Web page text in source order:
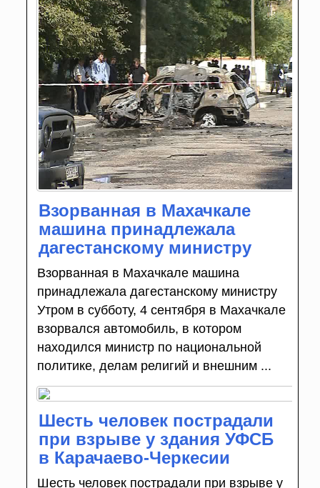
Взорванная в Махачкале
машина принадлежала
дагестанскому министру
Взорванная в Махачкале машина
принадлежала дагестанскому министру
Утром в субботу, 4 сентября в Махачкале
взорвался автомобиль, в котором
находился министр по национальной
политике, делам религий и внешним ...
Шесть человек пострадали
при взрыве у здания УФСБ
в Карачаево-Черкесии
Шесть человек пострадали при взрыве у